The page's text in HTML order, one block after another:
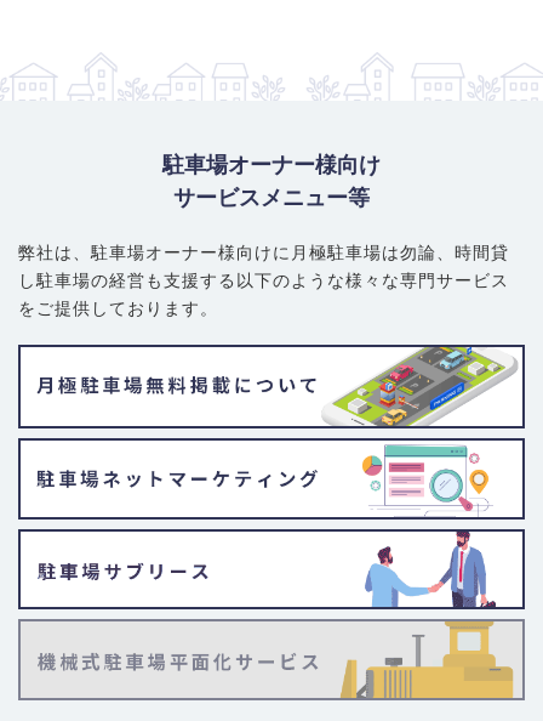
道路の狭さです。一方通行や自動車のすれ違いが困難な狭隘な路
地が網の目のように広がっています。契約前には必ずご自身の車
ことが不可欠です。駐車場オーナー様向け
サービスメニュー等
弊社は、駐車場オーナー様向けに月極駐車場は勿論、 時間貸
し駐車場の経営も支援する以下のような様々な専門サービス
をご提供しております。